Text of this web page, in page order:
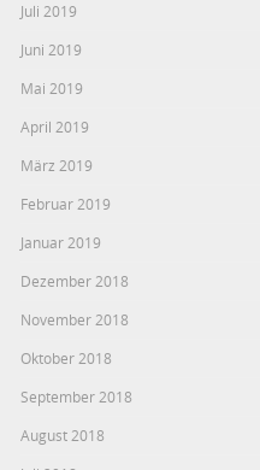
Juli 2019
Juni 2019
Mai 2019
April 2019
März 2019
Februar 2019
Januar 2019
Dezember 2018
November 2018
Oktober 2018
September 2018
August 2018